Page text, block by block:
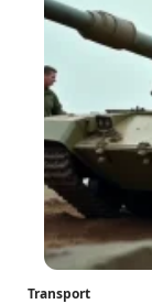
Transport